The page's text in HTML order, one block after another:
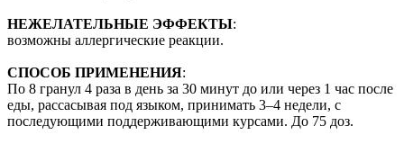
НЕЖЕЛАТЕЛЬНЫЕ ЭФФЕКТЫ:
возможны аллергические реакции.
СПОСОБ ПРИМЕНЕНИЯ:
По 8 гранул 4 раза в день за 30 минут до или через 1 час после
еды, рассасывая под языком, принимать 3–4 недели, с
последующими поддерживающими курсами. До 75 доз.